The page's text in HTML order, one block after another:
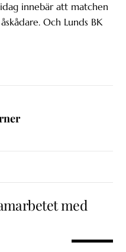
innebär att matchen
Och Lunds BK
med